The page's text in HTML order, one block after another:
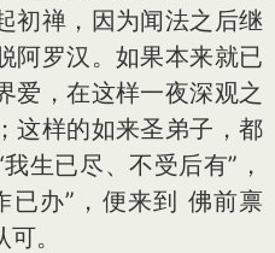
初禅，因为闻法之后继
阿罗汉。如果本来就已
爱，在这样一夜深观之
这样的如来圣弟子，都
生已尽、不受后有”，
已办”，便来到 佛前禀
。